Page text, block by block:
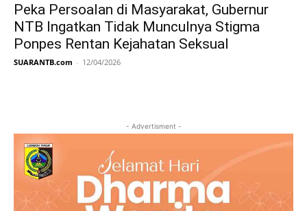
Peka Persoalan di Masyarakat, Gubernur
NTB Ingatkan Tidak Munculnya Stigma
Ponpes Rentan Kejahatan Seksual
SUARANTB.com - 12/04/2026
- Advertisment -